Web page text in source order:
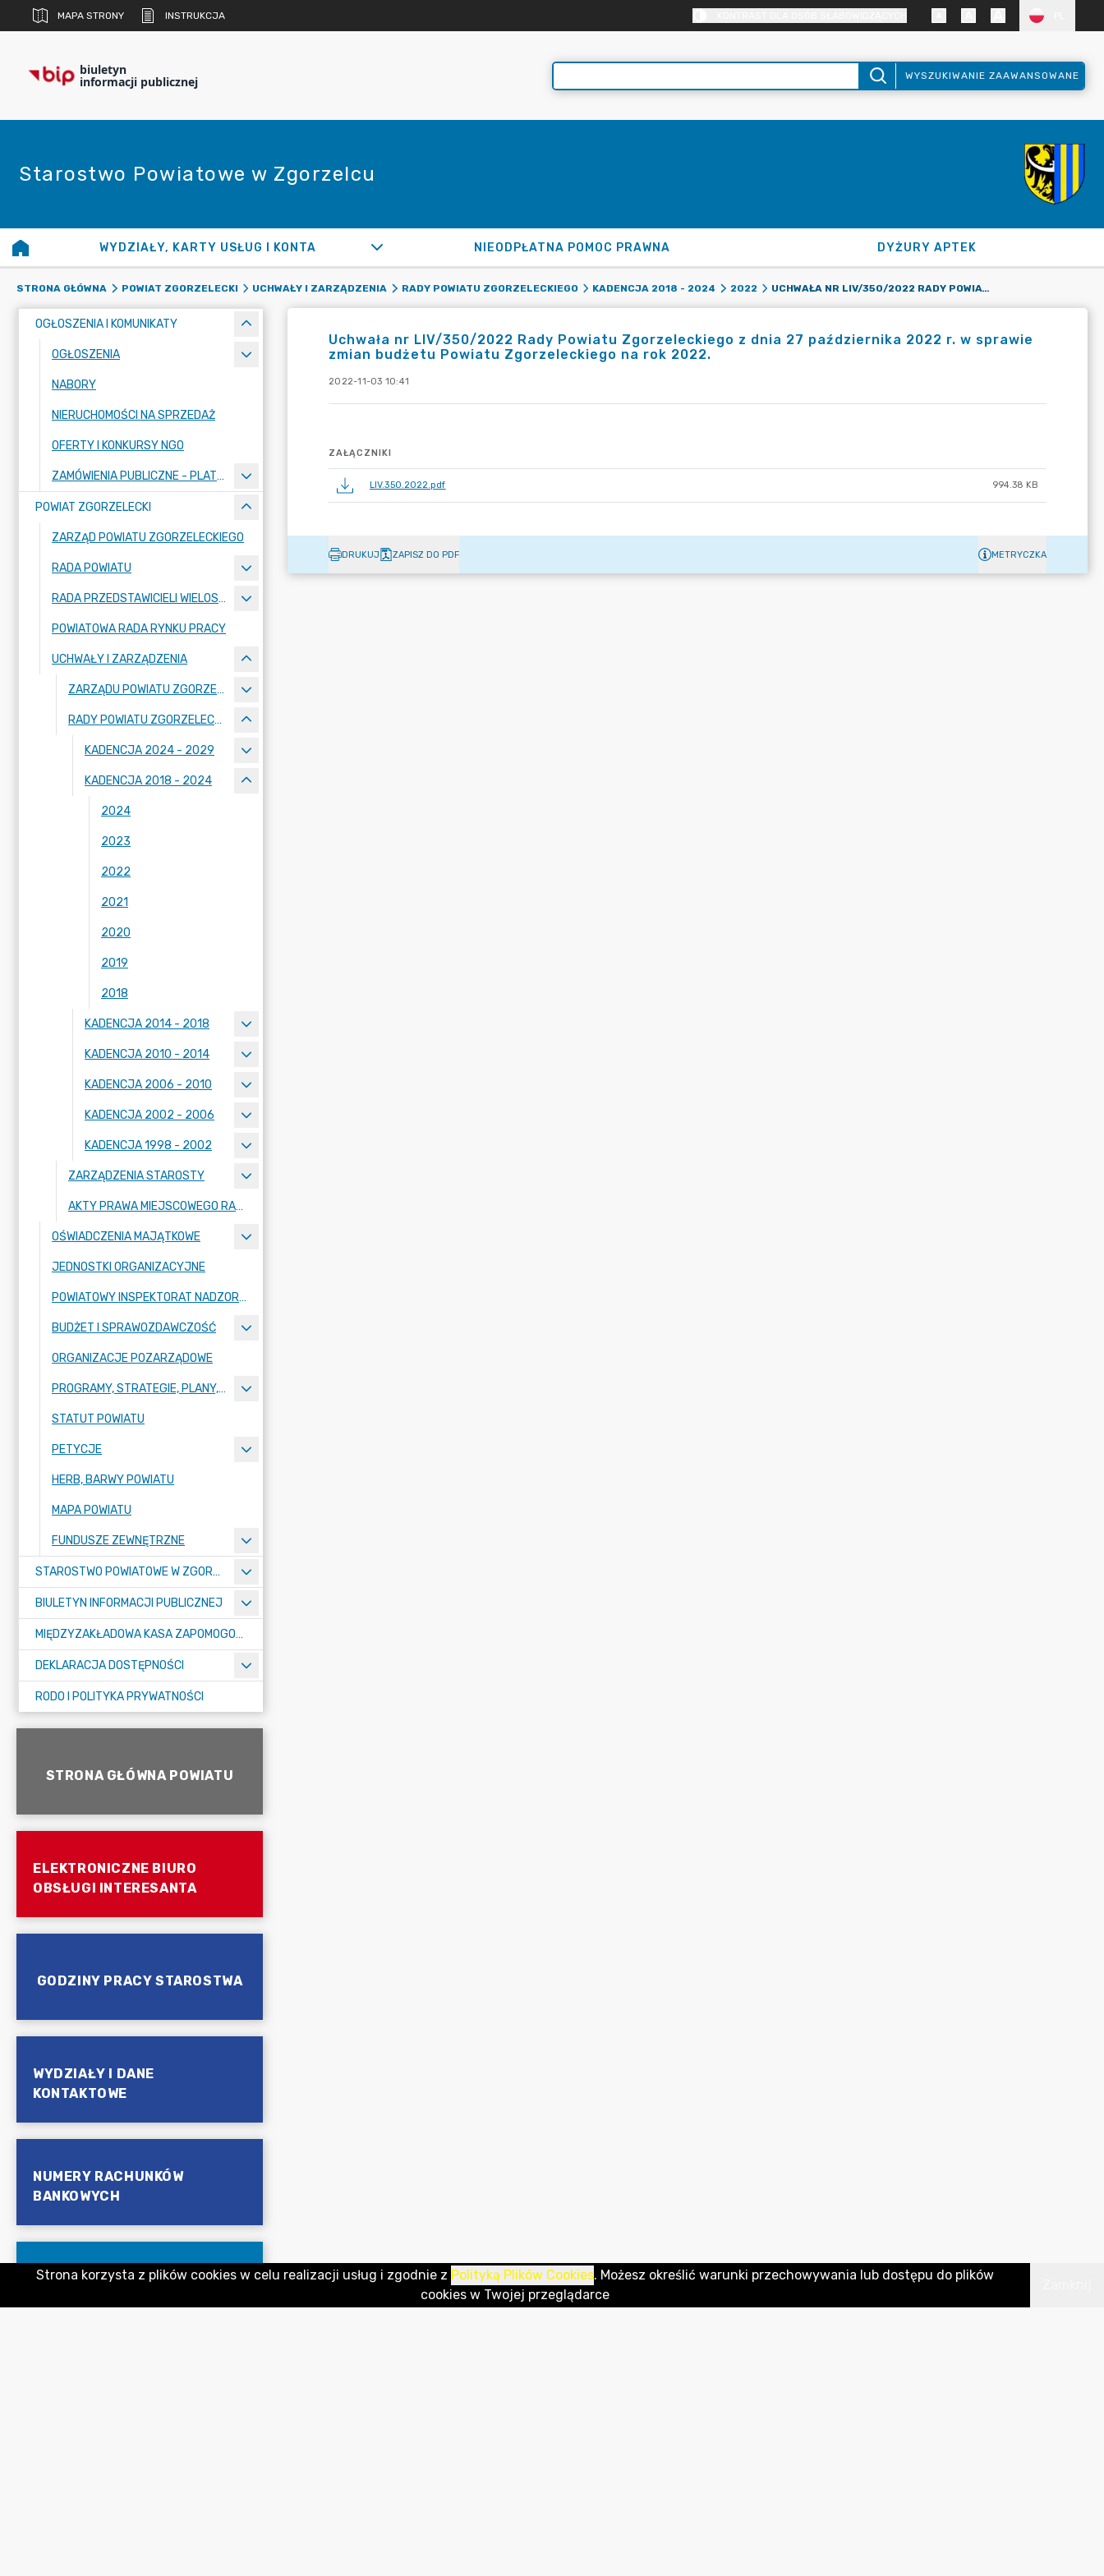
MAPA STRONY INSTRUKCJA
biuletyn
informacji publicznej WYSZUKIWANIE ZAAWANSOWANE
Starostwo Powiatowe w Zgorzelcu
WYDZIAŁY, KARTY USŁUG I KONTA NIEODPŁATNA POMOC PRAWNA DYŻURY APTEK
STRONA GŁÓWNA POWIAT ZGORZELECKI UCHWAŁY I ZARZĄDZENIA RADY POWIATU ZGORZELECKIEGO KADENCJA 2018 - 2024 2022 UCHWAŁA NR LIV/350/2022 RADY POWIATU ZGORZELECKIEGO Z DNIA 27 PAŹDZIERNIKA 2022 R. W SPRAWIE ZMIAN BUDŻETU POWIATU ZGORZELECKIEGO NA ROK 2022.
OGŁOSZENIA I KOMUNIKATY
OGŁOSZENIA
NABORY
NIERUCHOMOŚCI NA SPRZEDAŻ
OFERTY I KONKURSY NGO
ZAMÓWIENIA PUBLICZNE - PLATFORMA ZAKUPOWA
POWIAT ZGORZELECKI
ZARZĄD POWIATU ZGORZELECKIEGO
RADA POWIATU
RADA PRZEDSTAWICIELI WIELOSPECJALISTYCZNEGO ZESPOŁU OPIEKI ZDROWOTNEJ "BOLESŁAWIEC-ZGORZELEC" SAMODZIELNEGO PUBLICZNEGO ZAKŁADU OPIEKI ZDROWOTNEJ
POWIATOWA RADA RYNKU PRACY
UCHWAŁY I ZARZĄDZENIA
ZARZĄDU POWIATU ZGORZELECKIEGO
RADY POWIATU ZGORZELECKIEGO
KADENCJA 2024 - 2029
KADENCJA 2018 - 2024
2024
2023
2022
2021
2020
2019
2018
KADENCJA 2014 - 2018
KADENCJA 2010 - 2014
KADENCJA 2006 - 2010
KADENCJA 2002 - 2006
KADENCJA 1998 - 2002
ZARZĄDZENIA STAROSTY
AKTY PRAWA MIEJSCOWEGO RADY POWIATU ZGORZELECKIEGO
OŚWIADCZENIA MAJĄTKOWE
JEDNOSTKI ORGANIZACYJNE
POWIATOWY INSPEKTORAT NADZORU BUDOWLANEGO
BUDŻET I SPRAWOZDAWCZOŚĆ
ORGANIZACJE POZARZĄDOWE
PROGRAMY, STRATEGIE, PLANY, RAPORTY
STATUT POWIATU
PETYCJE
HERB, BARWY POWIATU
MAPA POWIATU
FUNDUSZE ZEWNĘTRZNE
STAROSTWO POWIATOWE W ZGORZELCU
BIULETYN INFORMACJI PUBLICZNEJ
MIĘDZYZAKŁADOWA KASA ZAPOMOGOWO-POŻYCZKOWA
DEKLARACJA DOSTĘPNOŚCI
RODO I POLITYKA PRYWATNOŚCI
STRONA GŁÓWNA POWIATU
ELEKTRONICZNE BIURO
OBSŁUGI INTERESANTA
GODZINY PRACY STAROSTWA
WYDZIAŁY I DANE
KONTAKTOWE
NUMERY RACHUNKÓW
BANKOWYCH
Uchwała nr LIV/350/2022 Rady Powiatu Zgorzeleckiego z dnia 27 października 2022 r. w sprawie
zmian budżetu Powiatu Zgorzeleckiego na rok 2022.
2022-11-03 10:41
ZAŁĄCZNIKI
LIV.350.2022.pdf 994.38 KB
DRUKUJ ZAPISZ DO PDF METRYCZKA
Strona korzysta z plików cookies w celu realizacji usług i zgodnie z Polityką Plików Cookies. Możesz określić warunki przechowywania lub dostępu do plików
cookies w Twojej przeglądarce